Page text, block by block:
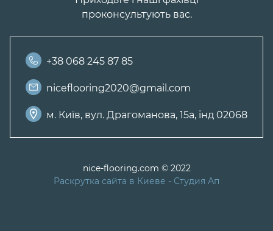
проконсультують вас.
+38 068 245 87 85
niceflooring2020@gmail.com
м. Київ, вул. Драгоманова, 15а, інд 02068
nice-flooring.com © 2022
Раскрутка сайта в Киеве - Студия Ап